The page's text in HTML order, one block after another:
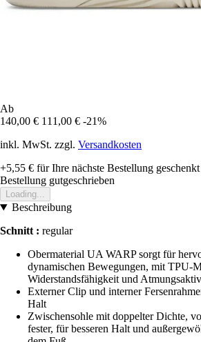
Ab
140,00 € 111,00 € -21%
inkl. MwSt. zzgl. Versandkosten
+5,55 € für Ihre nächste Bestellung geschenkt
Bestellung gutgeschrieben
Loading...
Beschreibung
Schnitt : regular
Obermaterial UA WARP sorgt für
dynamischen Bewegungen, mit TPU-
Widerstandsfähigkeit und
Externer Clip und interner
Halt
Zwischensohle mit doppelter Dichte,
fester, für besseren Halt und